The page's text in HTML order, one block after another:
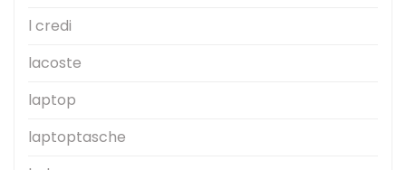
l credi
lacoste
laptop
laptoptasche